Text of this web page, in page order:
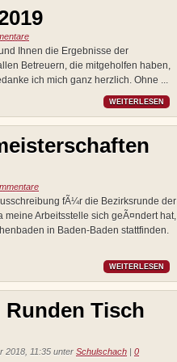
Ihnen die Ergebnisse der
Betreuern, die mitgeholfen haben,
ich mich ganz herzlich. Ohne ...
WEITERLESEN
fÃ¼r die Bezirksrunde der
Arbeitsstelle sich geÃ¤ndert hat,
in Baden-Baden stattfinden.
WEITERLESEN
Tisch
2018, 11:35 unter Schulschach 0